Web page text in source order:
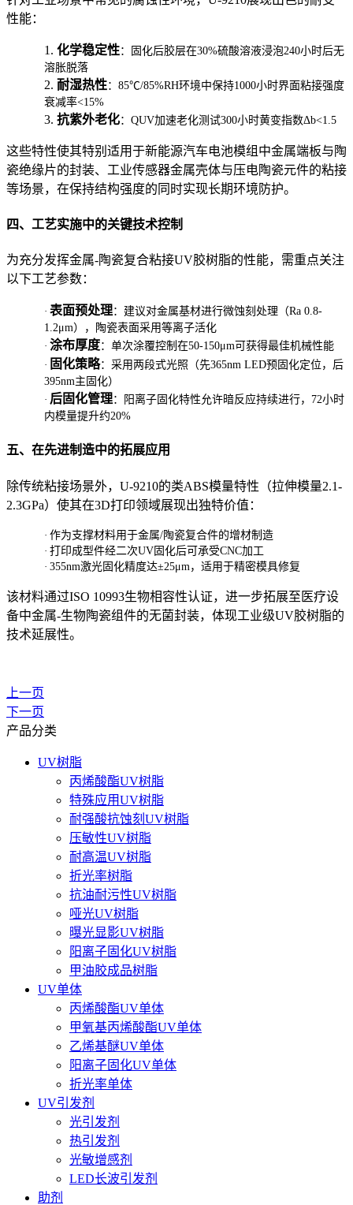
性能：
1. 化学稳定性：固化后胶层在30%硫酸溶液浸泡240小时后无
溶胀脱落
2. 耐湿热性：85℃/85%RH环境中保持1000小时界面粘接强度
衰减率<15%
3. 抗紫外老化：QUV加速老化测试300小时黄变指数Δb<1.5
这些特性使其特别适用于新能源汽车电池模组中金属端板与陶
瓷绝缘片的封装、工业传感器金属壳体与压电陶瓷元件的粘接
等场景，在保持结构强度的同时实现长期环境防护。
四、工艺实施中的关键技术控制
为充分发挥金属-陶瓷复合粘接UV胶树脂的性能，需重点关注
以下工艺参数：
· 表面预处理：建议对金属基材进行微蚀刻处理（Ra 0.8-
1.2μm），陶瓷表面采用等离子活化
· 涂布厚度：单次涂覆控制在50-150μm可获得最佳机械性能
· 固化策略：采用两段式光照（先365nm LED预固化定位，后
395nm主固化）
· 后固化管理：阳离子固化特性允许暗反应持续进行，72小时
内模量提升约20%
五、在先进制造中的拓展应用
除传统粘接场景外，U-9210的类ABS模量特性（拉伸模量2.1-
2.3GPa）使其在3D打印领域展现出独特价值：
· 作为支撑材料用于金属/陶瓷复合件的增材制造
· 打印成型件经二次UV固化后可承受CNC加工
· 355nm激光固化精度达±25μm，适用于精密模具修复
该材料通过ISO 10993生物相容性认证，进一步拓展至医疗设
备中金属-生物陶瓷组件的无菌封装，体现工业级UV胶树脂的
技术延展性。
上一页
下一页
产品分类
UV树脂
丙烯酸酯UV树脂
特殊应用UV树脂
耐强酸抗蚀刻UV树脂
压敏性UV树脂
耐高温UV树脂
折光率树脂
抗油耐污性UV树脂
哑光UV树脂
曝光显影UV树脂
阳离子固化UV树脂
甲油胶成品树脂
UV单体
丙烯酸酯UV单体
甲氧基丙烯酸酯UV单体
乙烯基醚UV单体
阳离子固化UV单体
折光率单体
UV引发剂
光引发剂
热引发剂
光敏增感剂
LED长波引发剂
助剂